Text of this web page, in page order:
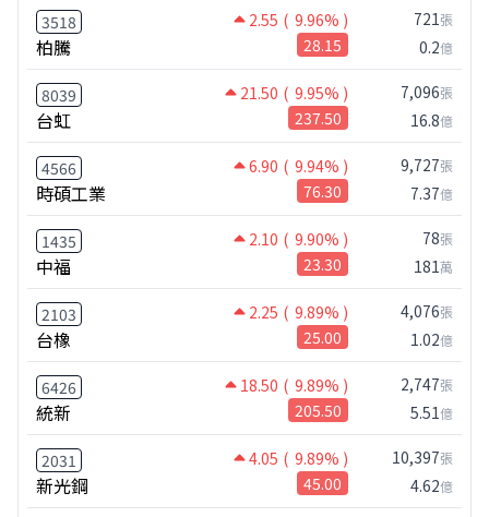
3518 2.55 ( 9.96% )
柏騰 28.15
721張
0.2億
8039 21.50 ( 9.95% )
台虹 237.50
7,096張
16.8億
4566 6.90 ( 9.94% )
時碩工業 76.30
9,727張
7.37億
1435 2.10 ( 9.90% )
中福 23.30
78張
181萬
2103 2.25 ( 9.89% )
台橡 25.00
4,076張
1.02億
6426 18.50 ( 9.89% )
統新 205.50
2,747張
5.51億
2031 4.05 ( 9.89% )
新光鋼 45.00
10,397張
4.62億